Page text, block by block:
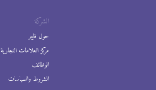
الشركة
حول فايبر
مركز العلامات التجارية
الوظائف
الشروط والسياسات